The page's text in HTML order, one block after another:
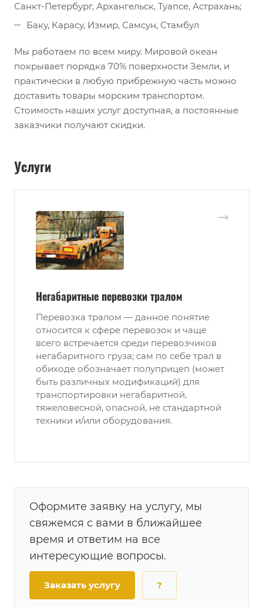
Санкт-Петербург, Архангельск, Туапсе, Астрахань;
Баку, Карасу, Измир, Самсун, Стамбул
Мы работаем по всем миру. Мировой океан
покрывает порядка 70% поверхности Земли, и
практически в любую прибрежную часть можно
доставить товары морским транспортом.
Стоимость наших услуг доступная, а постоянные
заказчики получают скидки.
Услуги
Негабаритные перевозки тралом
Перевозка тралом — данное понятие
относится к сфере перевозок и чаще
всего встречается среди перевозчиков
негабаритного груза; сам по себе трал в
обиходе обозначает полуприцеп (может
быть различных модификаций) для
транспортировки негабаритной,
тяжеловесной, опасной, не стандартной
техники и/или оборудования.
Оформите заявку на услугу, мы
свяжемся с вами в ближайшее
время и ответим на все
интересующие вопросы.
Заказать услугу ?